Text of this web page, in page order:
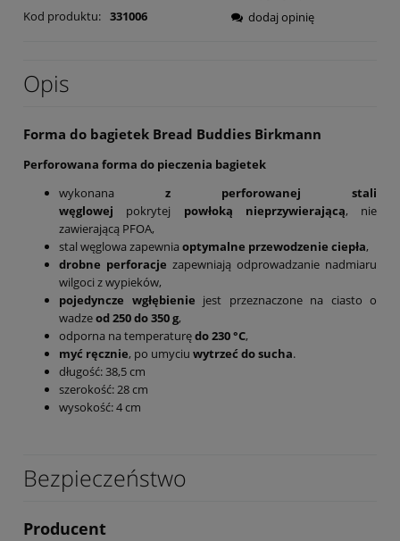
Kod produktu: 331006
dodaj opinię
Opis
Forma do bagietek Bread Buddies Birkmann
Perforowana forma do pieczenia bagietek
wykonana z perforowanej stali
węglowej pokrytej powłoką nieprzywierającą, nie
zawierającą PFOA,
stal węglowa zapewnia optymalne przewodzenie ciepła,
drobne perforacje zapewniają odprowadzanie nadmiaru
wilgoci z wypieków,
pojedyncze wgłębienie jest przeznaczone na ciasto o
wadzeod 250 do 350 g,
odporna na temperaturędo 230 °C,
myć ręcznie, po umyciu wytrzeć do sucha.
długość: 38,5 cm
szerokość: 28 cm
wysokość: 4 cm
Bezpieczeństwo
Producent